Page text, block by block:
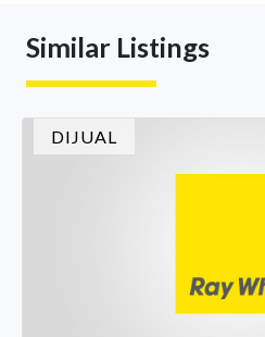
menghidupkan suasana, acara
Similar Listings
DIJUAL